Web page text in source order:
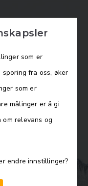
som er
fra oss, øker
som er
målinger er å gi
om relevans og
endre innstillinger?
byutvikling,